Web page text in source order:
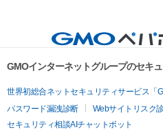
GMOインターネットグループのセキ
世界初総合ネットセキュリティサービス「
パスワード漏洩診断
Webサイトリスク
セキュリティ相談AIチャットボット